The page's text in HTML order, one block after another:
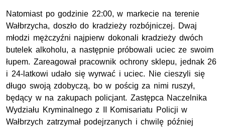
Natomiast po godzinie 22:00, w markecie na terenie
Wałbrzycha, doszło do kradzieży rozbójniczej. Dwaj
młodzi mężczyźni najpierw dokonali kradzieży dwóch
butelek alkoholu, a następnie próbowali uciec ze swoim
łupem. Zareagował pracownik ochrony sklepu, jednak 26
i 24-latkowi udało się wyrwać i uciec. Nie cieszyli się
długo swoją zdobyczą, bo w pościg za nimi ruszył,
będący w na zakupach policjant. Zastępca Naczelnika
Wydziału Kryminalnego z II Komisariatu Policji w
Wałbrzych zatrzymał podejrzanych i chwilę później